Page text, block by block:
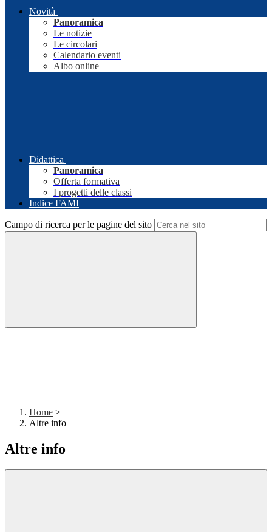
Novità
Panoramica
Le notizie
Le circolari
Calendario eventi
Albo online
Didattica
Panoramica
Offerta formativa
I progetti delle classi
Indice FAMI
Campo di ricerca per le pagine del sito
Home >
Altre info
Altre info